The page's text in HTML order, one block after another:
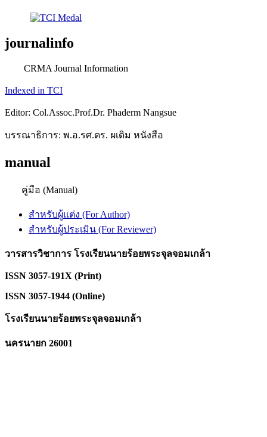
journalinfo
CRMA Journal Information
Indexed in TCI
Editor: Col.Assoc.Prof.Dr. Phaderm Nangsue
บรรณาธิการ: พ.อ.รศ.ดร. ผเดิม หนังสือ
manual
คู่มือ (Manual)
สำหรับผู้แต่ง (For Author)
สำหรับผู้ประเมิน (For Reviewer)
วารสารวิชาการ โรงเรียนนายร้อยพระจุลจอมเกล้า
ISSN 3057-191X (Print)
ISSN 3057-1944 (Online)
โรงเรียนนายร้อยพระจุลจอมเกล้า
นครนายก 26001